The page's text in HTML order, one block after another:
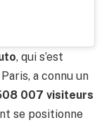
, qui s’est
a connu un
007 visiteurs
se positionne